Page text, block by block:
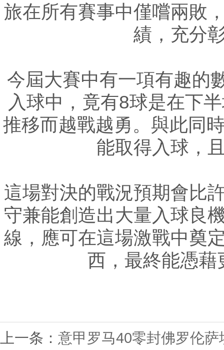
旅在所有賽事中僅嚐兩敗
績，充分
今屆大賽中有一項有趣的
入球中，竟有8球是在下
推移而越戰越勇。與此同
能取得入球，
這場對決的戰況預期會比
守兼能創造出大量入球良
線，應可在這場激戰中奠
西，最終能憑藉
上一条： 意甲罗马40零封佛罗伦